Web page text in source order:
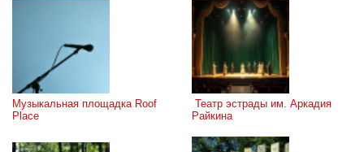
Музыкальная площадка Roof
Place
Райкина